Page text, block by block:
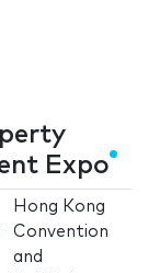
Expo
Hong Kong
Convention
and